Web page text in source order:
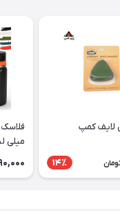
لایف کمپ
14٪
میلی